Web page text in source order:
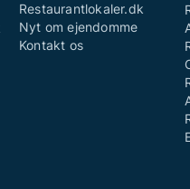
Restaurantlokaler.dk
Nyt om ejendomme
Kontakt os